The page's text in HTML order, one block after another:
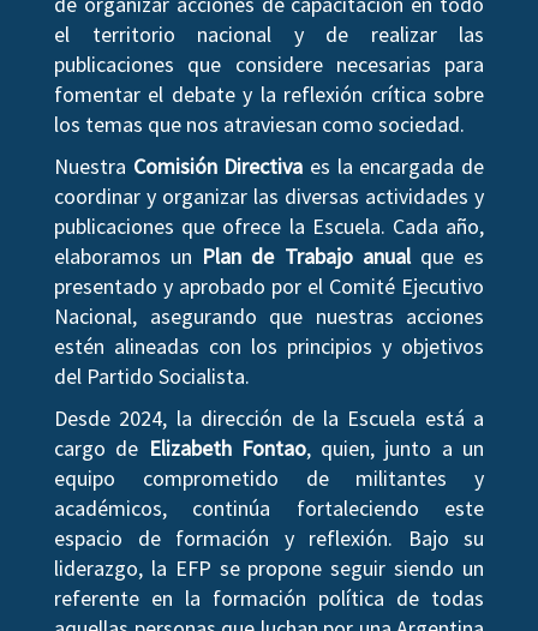
el territorio nacional y de realizar las
publicaciones que considere necesarias para
fomentar el debate y la reflexión crítica sobre
los temas que nos atraviesan como sociedad.
Nuestra Comisión Directiva es la encargada de
coordinar y organizar las diversas actividades y
publicaciones que ofrece la Escuela. Cada año,
elaboramos un Plan de Trabajo anualque es
presentado y aprobado por el Comité Ejecutivo
Nacional, asegurando que nuestras acciones
estén alineadas con los principios y objetivos
del Partido Socialista.
Desde 2024, la dirección de la Escuela está a
cargo de Elizabeth Fontao, quien, junto a un
equipo comprometido de militantes y
académicos, continúa fortaleciendo este
espacio de formación y reflexión. Bajo su
liderazgo, la EFP se propone seguir siendo un
referente en la formación política de todas